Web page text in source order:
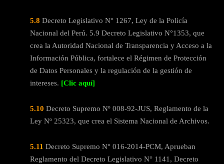
5.8 Decreto Legislativo N° 1267, Ley de la Policía
Nacional del Perú. 5.9 Decreto Legislativo N°1353, que
crea la Autoridad Nacional de Transparencia y Acceso a la
Información Pública, fortalece el Régimen de Protección
de Datos Personales y la regulación de la gestión de
intereses. [Clic aquí]
5.10 Decreto Supremo Nº 008-92-JUS, Reglamento de la
Ley Nº 25323, que crea el Sistema Nacional de Archivos.
5.11 Decreto Supremo N° 016-2014-PCM, Aprueban
Reglamento del Decreto Legislativo N° 1141, Decreto